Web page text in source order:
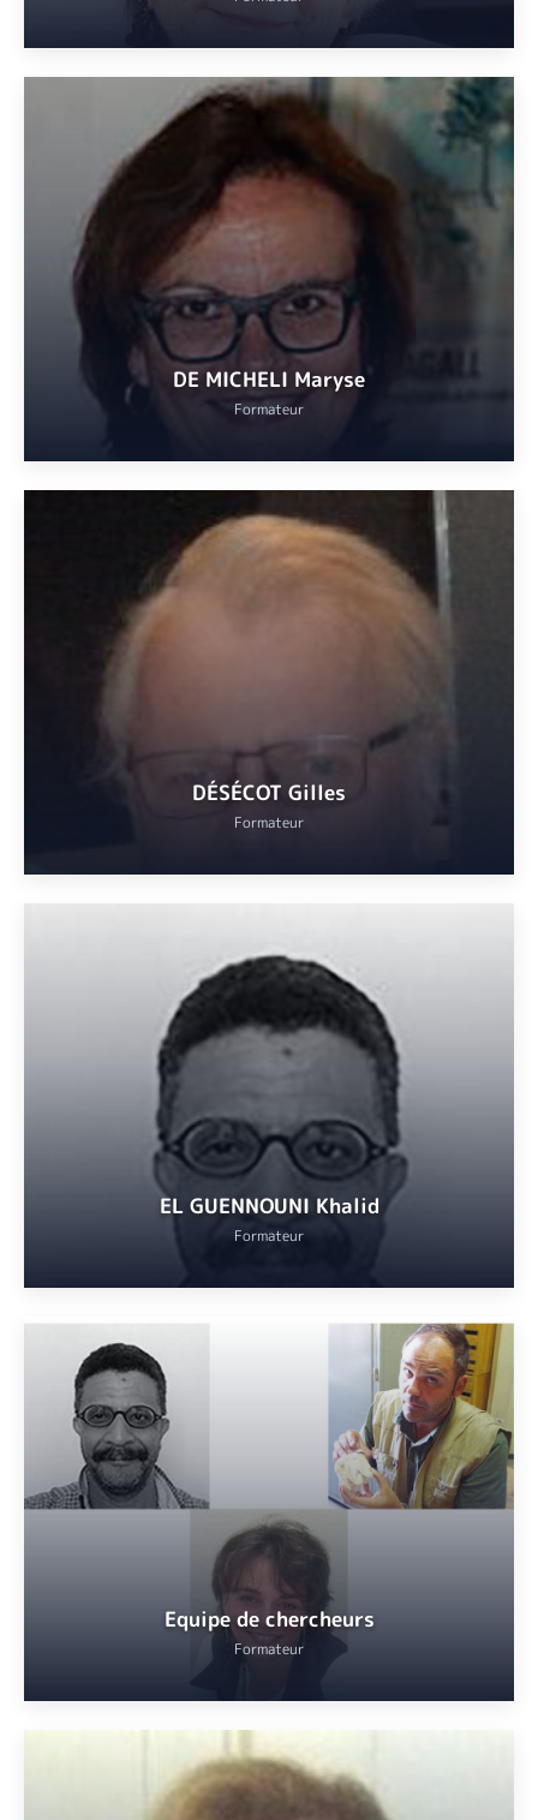
Diplômée en économie et en psychologie (analyse transactionnelle
et psychologie intégrative), ancienne DRH du groupe Thalès,
dirigeant du cabinet Claire Daniel Consulting (développement
personnel), chargée de formation auprès d’organismes
universitaires publics et privés (Paris VI, Paris VIII, IAE Nice).
VOIR
DE MICHELI Maryse
Formateur
Professeure licenciée de français langue étrangère et diplomée en
DÉSÉCOT Gilles
Formateur
Majoral du Félibrige, enseignant en langue provençale
EL GUENNOUNI Khalid
Formateur
Laboratoire de préhistoire de Nice
Equipe de chercheurs
Formateur
Sous la direction scientifique du Professeur Henry de LUMLEY, au